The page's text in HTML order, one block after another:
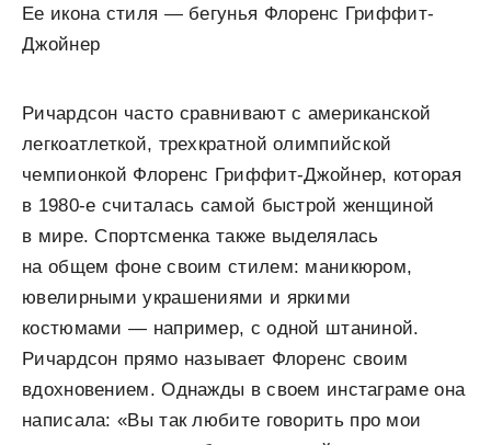
Ее икона стиля — бегунья Флоренс Гриффит-
Джойнер
Ричардсон часто сравнивают с американской
легкоатлеткой, трехкратной олимпийской
чемпионкой Флоренс Гриффит-Джойнер, которая
в 1980-е считалась самой быстрой женщиной
в мире. Спортсменка также выделялась
на общем фоне своим стилем: маникюром,
ювелирными украшениями и яркими
костюмами — например, с одной штаниной.
Ричардсон прямо называет Флоренс своим
вдохновением. Однажды в своем инстаграме она
написала:«Вы так любите говорить про мои